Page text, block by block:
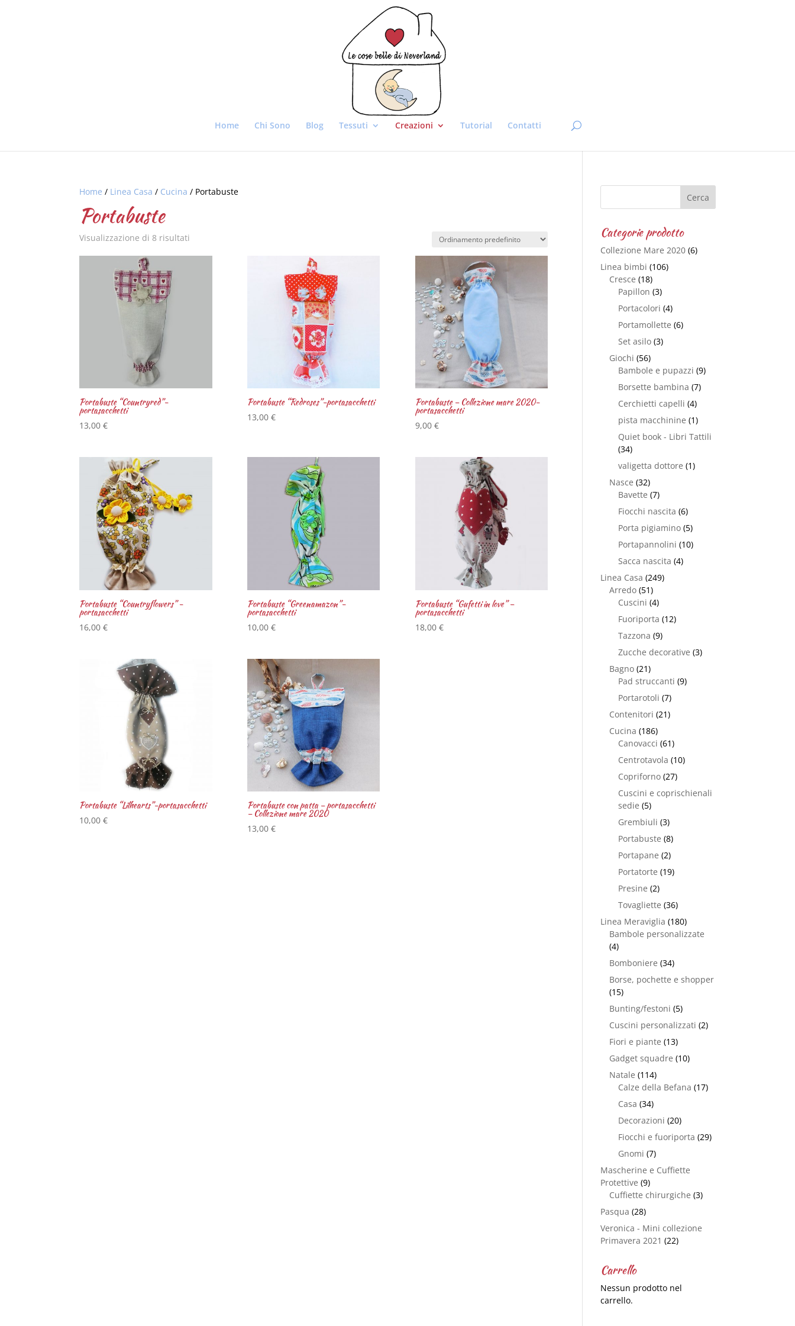
Home Chi Sono Blog Tessuti Creazioni Tutorial Contatti
Home / Linea Casa / Cucina / Portabuste
Portabuste
Visualizzazione di 8 risultati
Portabuste “Countryred”-
portasacchetti
13,00€
Portabuste “Redroses”-portasacchetti
13,00 €
Portabuste – Collezione mare 2020-
portasacchetti
9,00 €
Portabuste “Countryflowers” -
portasacchetti
16,00€
Portabuste “Greenamazon”-
portasacchetti
10,00 €
Portabuste “Gufetti in love” –
portasacchetti
18,00 €
Portabuste “Lilhearts”-portasacchetti
10,00€
Portabuste con patta – portasacchetti
– Collezione mare 2020
13,00 €
Categorie prodotto
Collezione Mare 2020 (6)
Linea bimbi (106)
Cresce (18)
Papillon (3)
Portacolori (4)
Portamollette (6)
Set asilo (3)
Giochi (56)
Bambole e pupazzi (9)
Borsette bambina (7)
Cerchietti capelli (4)
pista macchinine (1)
Quiet book - Libri Tattili
(34)
valigetta dottore (1)
Nasce (32)
Bavette (7)
Fiocchi nascita (6)
Porta pigiamino (5)
Portapannolini (10)
Sacca nascita (4)
Linea Casa (249)
Arredo (51)
Cuscini (4)
Fuoriporta (12)
Tazzona (9)
Zucche decorative (3)
Bagno (21)
Pad struccanti (9)
Portarotoli (7)
Contenitori (21)
Cucina (186)
Canovacci (61)
Centrotavola (10)
Copriforno (27)
Cuscini e coprischienali
sedie (5)
Grembiuli (3)
Portabuste (8)
Portapane (2)
Portatorte (19)
Presine (2)
Tovagliette (36)
Linea Meraviglia (180)
Bambole personalizzate
(4)
Bomboniere (34)
Borse, pochette e shopper
(15)
Bunting/festoni (5)
Cuscini personalizzati (2)
Fiori e piante (13)
Gadget squadre (10)
Natale (114)
Calze della Befana (17)
Casa (34)
Decorazioni (20)
Fiocchi e fuoriporta (29)
Gnomi (7)
Mascherine e Cuffiette
Protettive (9)
Cuffiette chirurgiche (3)
Pasqua (28)
Veronica - Mini collezione
Primavera 2021 (22)
Carrello
Nessun prodotto nel
carrello.